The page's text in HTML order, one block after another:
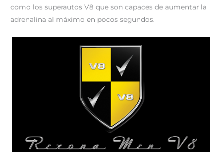
como los superautos V8 que son capaces de aumentar la
adrenalina al máximo en pocos segundos.